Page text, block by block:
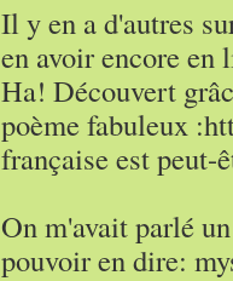
Il y en a d'autres
en avoir encore en
Ha! Découvert
poème fabuleux
française est peut-
On m'avait parlé
pouvoir en dire: